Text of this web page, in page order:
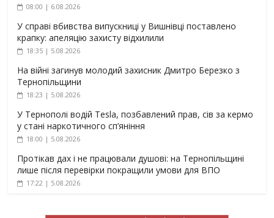
08:00 | 6.08.2026
У справі вбивства випускниці у Вишнівці поставлено
крапку: апеляцію захисту відхилили
18:35 | 5.08.2026
На війні загинув молодий захисник Дмитро Березко з
Тернопільщини
18:23 | 5.08.2026
У Тернополі водій Tesla, позбавлений прав, сів за кермо
у стані наркотичного сп’яніння
18:00 | 5.08.2026
Протікав дах і не працювали душові: на Тернопільщині
лише після перевірки покращили умови для ВПО
17:22 | 5.08.2026